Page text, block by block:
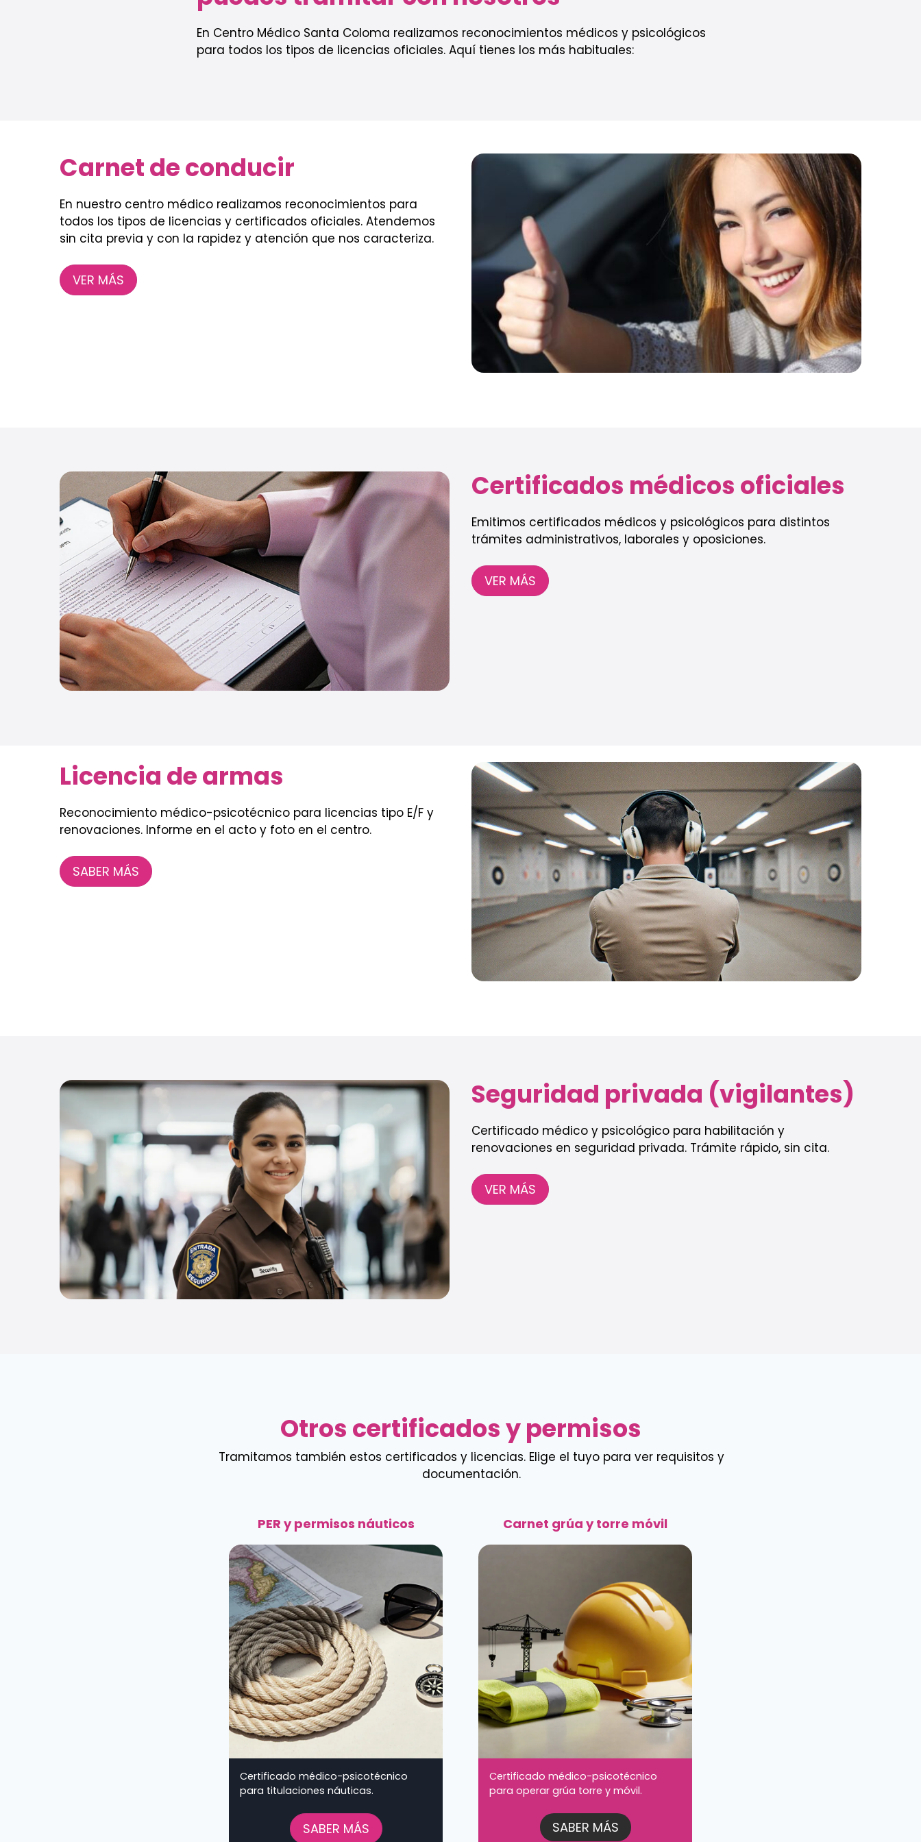
En Centro Médico Santa Coloma realizamos reconocimientos médicos y psicológicos
para todos los tipos de licencias oficiales. Aquí tienes los más habituales:
Carnet de conducir
En nuestro centro médico realizamos reconocimientos para
todos los tipos de licencias y certificados oficiales. Atendemos
sin cita previa y con la rapidez y atención que nos caracteriza.
VER MÁS
Certificados médicos oficiales
Emitimos certificados médicos y psicológicos para distintos
trámites administrativos, laborales y oposiciones.
VER MÁS
Licencia de armas
Reconocimiento médico-psicotécnico para licencias tipo E/F y
renovaciones. Informe en el acto y foto en el centro.
SABER MÁS
Seguridad privada (vigilantes)
Certificado médico y psicológico para habilitación y
renovaciones en seguridad privada. Trámite rápido, sin cita.
VER MÁS
Otros certificados y permisos
Tramitamos también estos certificados y licencias. Elige el tuyo para ver requisitos y
documentación.
PER y permisos náuticos
Certificado médico-psicotécnico
para titulaciones náuticas.
SABER MÁS
Carnet grúa y torre móvil
Certificado médico-psicotécnico
para operar grúa torre y móvil.
SABER MÁS